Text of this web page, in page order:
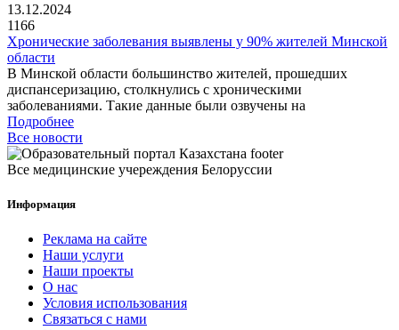
13.12.2024
1166
Хронические заболевания выявлены у 90% жителей Минской
области
В Минской области большинство жителей, прошедших
диспансеризацию, столкнулись с хроническими
заболеваниями. Такие данные были озвучены на
Подробнее
Все новости
Все медицинские учереждения Белоруссии
Информация
Реклама на сайте
Наши услуги
Наши проекты
О нас
Условия использования
Связаться с нами